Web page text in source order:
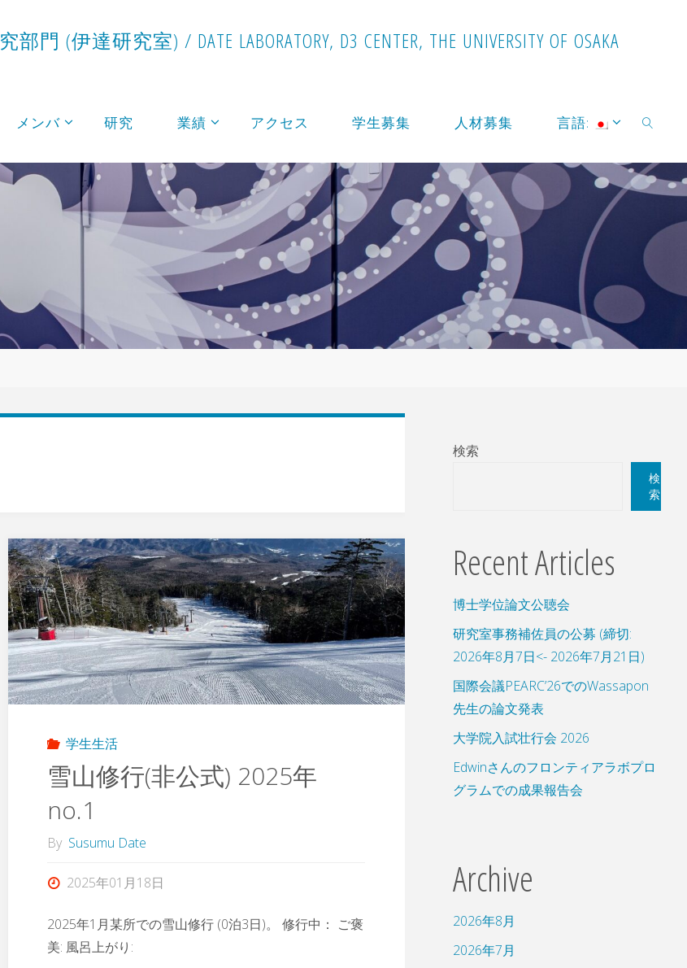
究部門 (伊達研究室) / DATE LABORATORY, D3 CENTER, THE UNIVERSITY OF OSAKA
メンバ 研究 業績 アクセス 学生募集 人材募集 言語:
検索
学生生活
雪山修行(非公式) 2025年
no.1
By Susumu Date
2025年01月18日
2025年1月某所での雪山修行 (0泊3日)。 修行中： ご褒
美: 風呂上がり:
検索
検
索
Recent Articles
博士学位論文公聴会
研究室事務補佐員の公募 (締切:
2026年8月7日<- 2026年7月21日)
国際会議PEARC’26でのWassapon
先生の論文発表
大学院入試壮行会 2026
Edwinさんのフロンティアラボプロ
グラムでの成果報告会
Archive
2026年8月
2026年7月